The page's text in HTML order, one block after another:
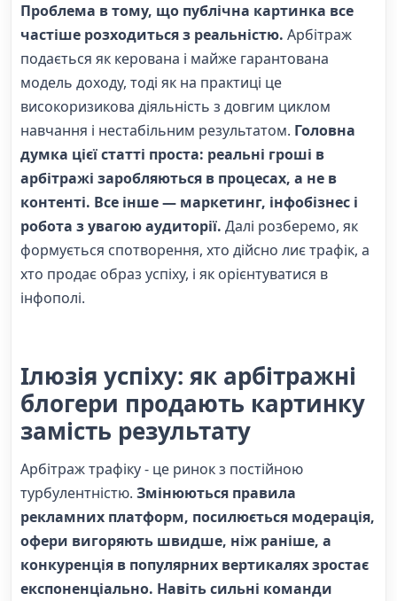
Проблема в тому, що публічна картинка все
частіше розходиться з реальністю. Арбітраж
подається як керована і майже гарантована
модель доходу, тоді як на практиці це
високоризикова діяльність з довгим циклом
навчання і нестабільним результатом. Головна
думка цієї статті проста: реальні гроші в
арбітражі заробляються в процесах, а не в
контенті. Все інше — маркетинг, інфобізнес і
робота з увагою аудиторії. Далі розберемо, як
формується спотворення, хто дійсно лиє трафік, а
хто продає образ успіху, і як орієнтуватися в
інфополі.
Ілюзія успіху: як арбітражні
блогери продають картинку
замість результату
Арбітраж трафіку - це ринок з постійною
турбулентністю. Змінюються правила
рекламних платформ, посилюється модерація,
офери вигоряють швидше, ніж раніше, а
конкуренція в популярних вертикалях зростає
експоненціально. Навіть сильні команди